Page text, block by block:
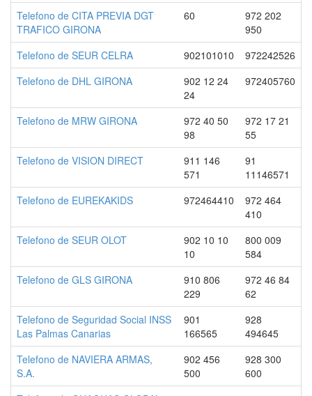
Telefono de CITA PREVIA DGT
TRAFICO GIRONA
60
972 202
950
Telefono de SEUR CELRA
902101010
972242526
Telefono de DHL GIRONA
902 12 24
24
972405760
Telefono de MRW GIRONA
972 40 50
98
972 17 21
55
Telefono de VISION DIRECT
911 146
571
91
11146571
Telefono de EUREKAKIDS
972464410
972 464
410
Telefono de SEUR OLOT
902 10 10
10
800 009
584
Telefono de GLS GIRONA
910 806
229
972 46 84
62
Telefono de Seguridad Social INSS
Las Palmas Canarias
901
166565
928
494645
Telefono de NAVIERA ARMAS,
S.A.
902 456
500
928 300
600